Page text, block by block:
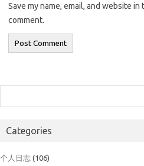
Save my name, email, and website
comment.
Categories
个人日志 (106)